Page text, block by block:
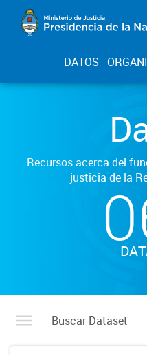
DATOS
Recursos acerca del
justicia de la